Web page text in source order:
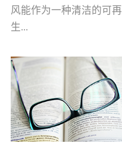
风能作为一种清洁的可再
生...
能源，越来越受到世界各
国的重视。其蕴量巨大，
全球的风能约为
2.74×109MW，其中可...